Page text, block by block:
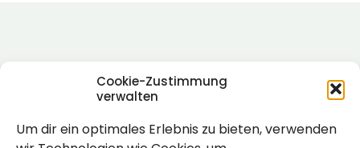
Cookie-Zustimmung
verwalten
Um dir ein optimales Erlebnis zu bieten, verwenden
Rechtlich